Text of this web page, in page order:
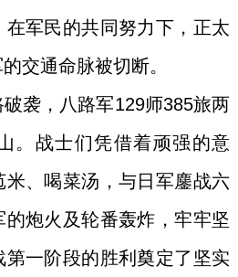
军民的共同努力下，正太
交通命脉被切断。
，八路军129师385旅两
。战士们凭借着顽强的意
、喝菜汤，与日军鏖战六
炮火及轮番轰炸，牢牢坚
一阶段的胜利奠定了坚实